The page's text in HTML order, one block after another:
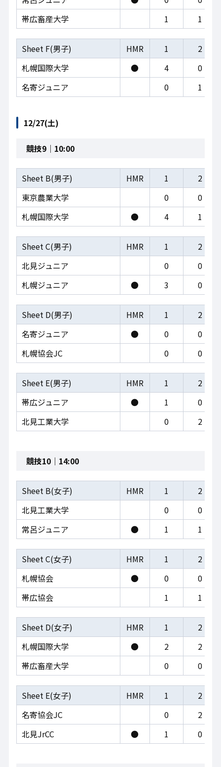
帯広畜産大学
1 1
Sheet F(男子) HMR 1
2
札幌国際大学
● 4
0
名寄ジュニア
0 1
12/27(土)
競技9｜10:00
Sheet B(男子) HMR 1
2
東京農業大学
0
0
札幌国際大学
● 4 1
Sheet C(男子) HMR 1
2
北見ジュニア
0
0
札幌ジュニア
● 3 0
Sheet D(男子) HMR 1
2
名寄ジュニア
● 0
0
札幌協会JC
0 0
Sheet E(男子) HMR 1
2
帯広ジュニア
● 1
0
北見工業大学
0 2
競技10｜14:00
Sheet B(女子) HMR 1
2
北見工業大学
0
0
常呂ジュニア
● 1 1
Sheet C(女子) HMR 1
2
札幌協会
● 0
0
帯広協会
1 1
Sheet D(女子) HMR 1
2
札幌国際大学
● 2
2
帯広畜産大学
0 0
Sheet E(女子) HMR 1
2
名寄協会JC
0
2
北見JrCC
● 1 0